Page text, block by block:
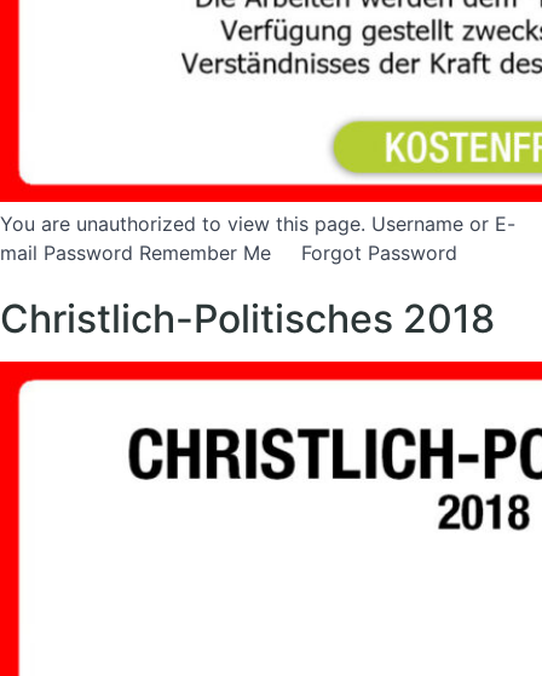
You are unauthorized to view this page. Username or E-
mail Password Remember Me Forgot Password
Christlich-Politisches 2018